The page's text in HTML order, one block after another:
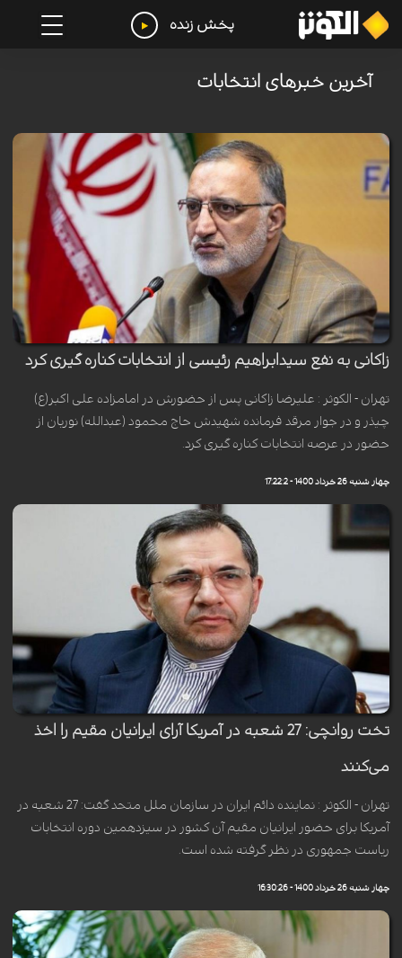
پخش زنده
آخرین خبرهای انتخابات
زاکانی به نفع سیدابراهیم رئیسی از انتخابات کناره گیری کرد
تهران - الکوثر : علیرضا زاکانی پس از حضورش در امامزاده علی اکبر(ع)
چیذر و در جوار مرقد فرمانده شهیدش حاج محمود (عبدالله) نوریان از
حضور در عرصه انتخابات کناره گیری کرد.
چهار شنبه 26 خرداد 1400 - 17:22:2
تخت روانچی: 27 شعبه در آمریکا آرای ایرانیان مقیم را اخذ
می‌کنند
تهران - الکوثر : نماینده دائم ایران در سازمان ملل متحد گفت: 27 شعبه در
آمریکا برای حضور ایرانیان مقیم آن کشور در سیزدهمین دوره انتخابات
ریاست جمهوری در نظر گرفته شده است.
چهار شنبه 26 خرداد 1400 - 16:30:26